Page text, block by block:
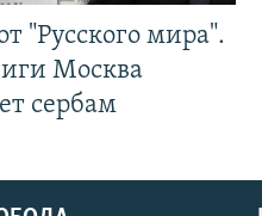
"Русского мира".
Москва
сербам